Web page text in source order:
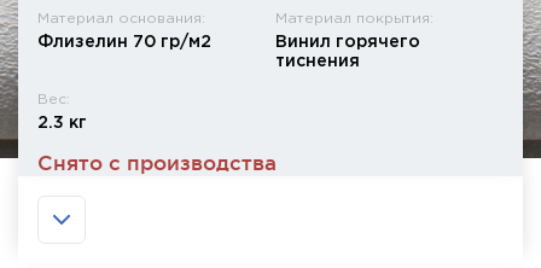
Материал основания:
Флизелин 70 гр/м2
Материал покрытия:
Винил горячего
тиснения
Вес:
2.3 кг
Снято с производства